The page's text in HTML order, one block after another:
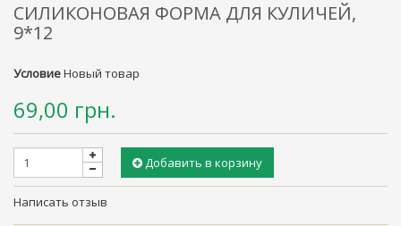
СИЛИКОНОВАЯ ФОРМА ДЛЯ КУЛИЧЕЙ,
9*12
УсловиеНовый товар
69,00 грн.
Добавить в корзину
Написать отзыв